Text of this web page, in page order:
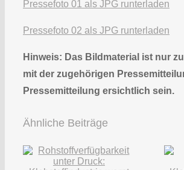
Pressefoto 01 als JPG runterladen
Pressefoto 02 als JPG runterladen
Hinweis: Das Bildmaterial ist nur
mit der zugehörigen
Pressemitteilung ersichtlich sein.
Ähnliche Beiträge